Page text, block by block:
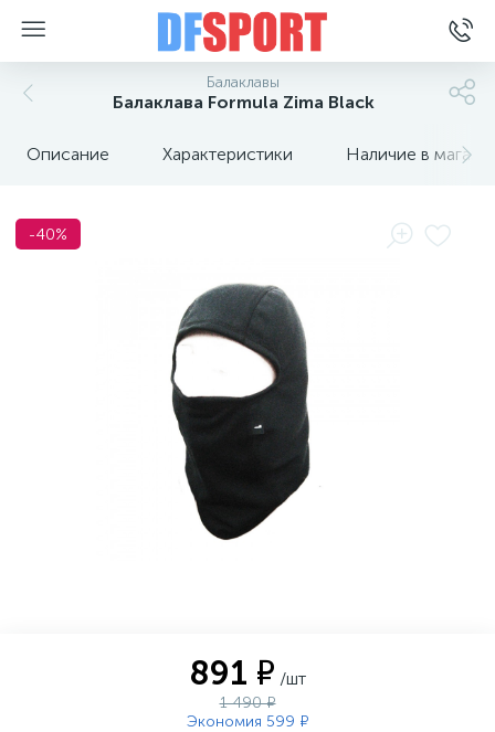
Балаклавы
Балаклава Formula Zima Black
Описание Характеристики Наличие в
-40%
891 ₽ /шт
1 490 ₽
Экономия 599 ₽